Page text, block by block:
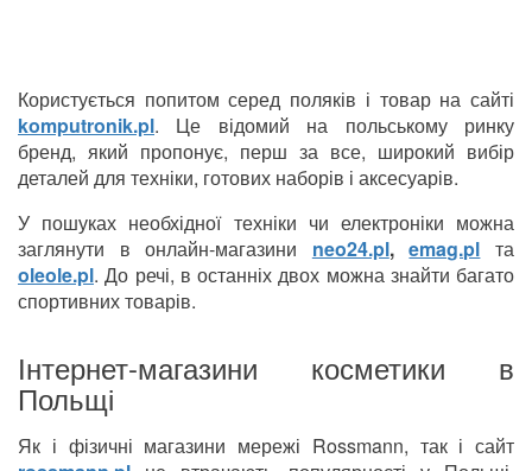
Користується попитом серед поляків і товар на сайті
komputronik.pl. Це відомий на польському ринку
бренд, який пропонує, перш за все, широкий вибір
деталей для техніки, готових наборів і аксесуарів.
У пошуках необхідної техніки чи електроніки можна
заглянути в онлайн-магазини neo24.pl,emag.pl та
oleole.pl. До речі, в останніх двох можна знайти багато
спортивних товарів.
Інтернет-магазини косметики в
Польщі
Як і фізичні магазини мережі Rossmann, так і сайт